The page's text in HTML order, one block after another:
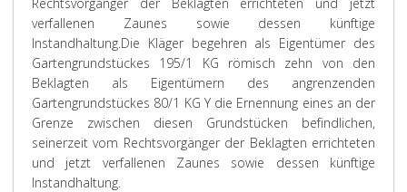
verfallenen Zaunes sowie dessen künftige
Instandhaltung.Die Kläger begehren als Eigentümer des
Gartengrundstückes 195/1 KG römisch zehn von den
Beklagten als Eigentümern des angrenzenden
Gartengrundstückes 80/1 KG Y die Ernennung eines an der
Grenze zwischen diesen Grundstücken befindlichen,
seinerzeit vom Rechtsvorgänger der Beklagten errichteten
und jetzt verfallenen Zaunes sowie dessen künftige
Instandhaltung.